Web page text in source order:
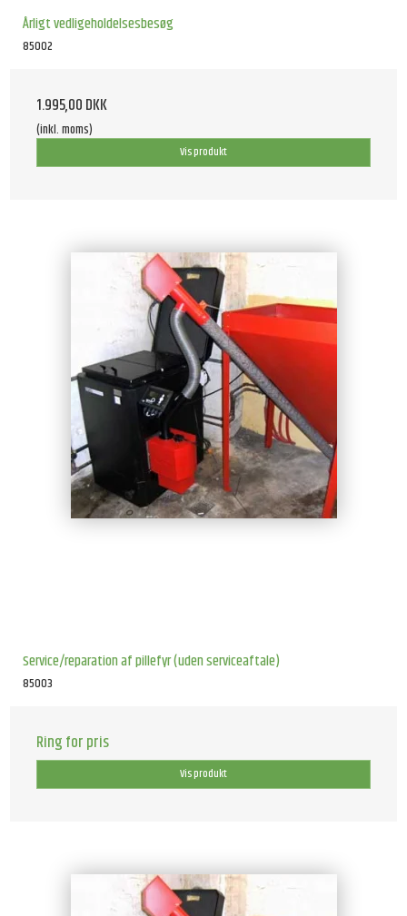
Årligt vedligeholdelsesbesøg
85002
1.995,00 DKK
(inkl. moms)
Vis produkt
Service/reparation af pillefyr (uden serviceaftale)
85003
Ring for pris
Vis produkt